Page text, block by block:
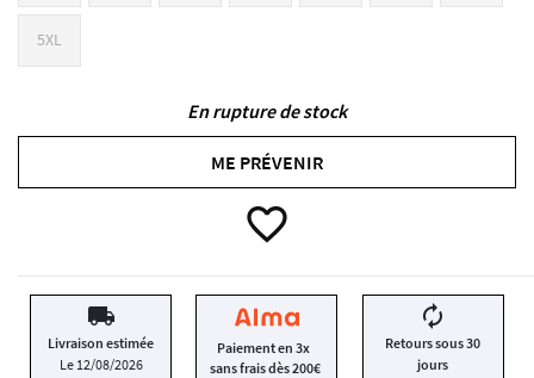
5XL
En rupture de stock
ME PRÉVENIR
favorite_border
local_shipping
Livraison estimée
Le 12/08/2026
Paiement en 3x
sans frais dès 200€
autorenew
Retours sous 30
jours